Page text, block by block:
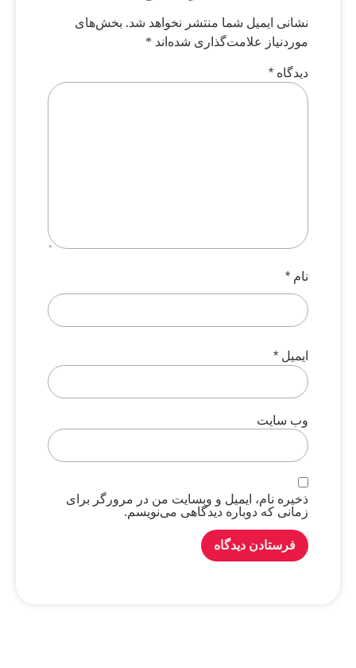
نشانی ایمیل شما منتشر نخواهد شد. بخش‌های
موردنیاز علامت‌گذاری شده‌اند *
دیدگاه *
نام *
ایمیل *
وب‌ سایت
ذخیره نام، ایمیل و وبسایت من در مرورگر برای
زمانی که دوباره دیدگاهی می‌نویسم.